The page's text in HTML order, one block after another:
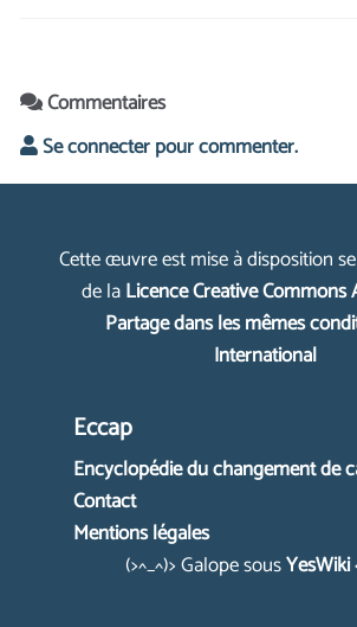
Commentaires
Se connecter pour commenter.
Cette œuvre est mise à disposition
de laLicence Creative
Partage dans les mêmes
International
Eccap
Encyclopédie du changement de
Contact
Mentions légales
(>^_^)> Galope sousYesWiki